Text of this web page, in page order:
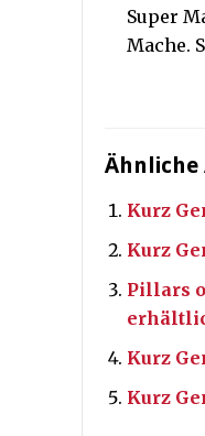
Super
Mache.
Kurz
Kurz
Pillars
Kurz
Kurz